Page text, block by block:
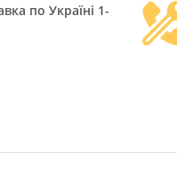
по Україні 1-